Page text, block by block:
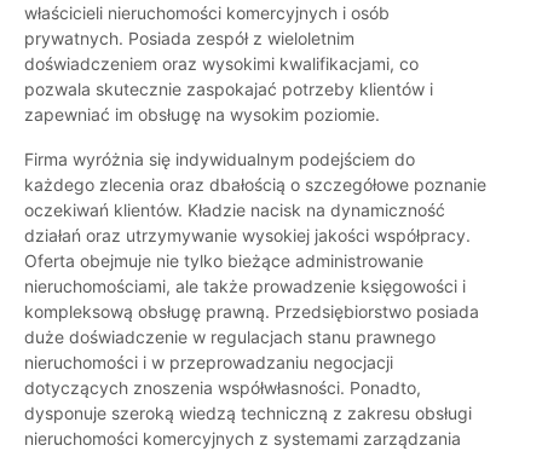
właścicieli nieruchomości komercyjnych i osób
prywatnych. Posiada zespół z wieloletnim
doświadczeniem oraz wysokimi kwalifikacjami, co
pozwala skutecznie zaspokajać potrzeby klientów i
zapewniać im obsługę na wysokim poziomie.
Firma wyróżnia się indywidualnym podejściem do
każdego zlecenia oraz dbałością o szczegółowe poznanie
oczekiwań klientów. Kładzie nacisk na dynamiczność
działań oraz utrzymywanie wysokiej jakości współpracy.
Oferta obejmuje nie tylko bieżące administrowanie
nieruchomościami, ale także prowadzenie księgowości i
kompleksową obsługę prawną. Przedsiębiorstwo posiada
duże doświadczenie w regulacjach stanu prawnego
nieruchomości i w przeprowadzaniu negocjacji
dotyczących znoszenia współwłasności. Ponadto,
dysponuje szeroką wiedzą techniczną z zakresu obsługi
nieruchomości komercyjnych z systemami zarządzania